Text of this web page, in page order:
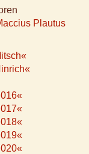
Plautus